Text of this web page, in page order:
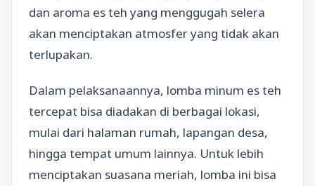
dan aroma es teh yang menggugah selera
akan menciptakan atmosfer yang tidak akan
terlupakan.
Dalam pelaksanaannya, lomba minum es teh
tercepat bisa diadakan di berbagai lokasi,
mulai dari halaman rumah, lapangan desa,
hingga tempat umum lainnya. Untuk lebih
menciptakan suasana meriah, lomba ini bisa